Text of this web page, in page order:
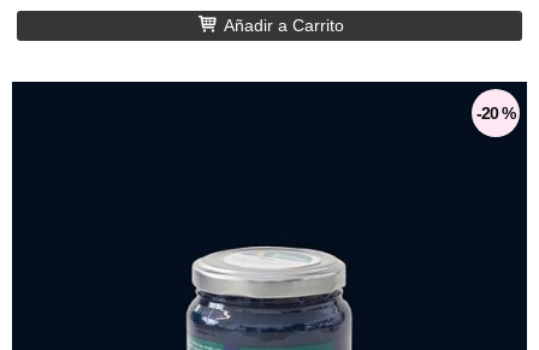
Añadir a Carrito
-20 %